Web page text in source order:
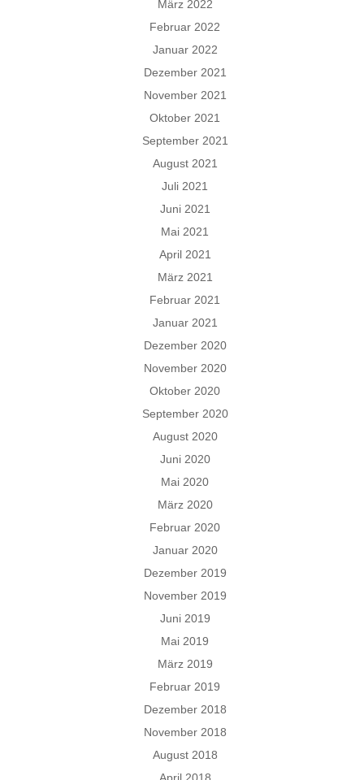
März 2022
Februar 2022
Januar 2022
Dezember 2021
November 2021
Oktober 2021
September 2021
August 2021
Juli 2021
Juni 2021
Mai 2021
April 2021
März 2021
Februar 2021
Januar 2021
Dezember 2020
November 2020
Oktober 2020
September 2020
August 2020
Juni 2020
Mai 2020
März 2020
Februar 2020
Januar 2020
Dezember 2019
November 2019
Juni 2019
Mai 2019
März 2019
Februar 2019
Dezember 2018
November 2018
August 2018
April 2018